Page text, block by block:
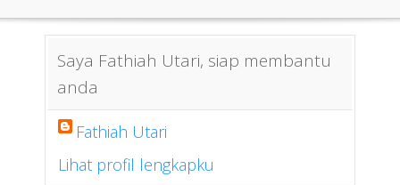
Saya Fathiah Utari, siap membantu
anda
Fathiah Utari
Lihat profil lengkapku